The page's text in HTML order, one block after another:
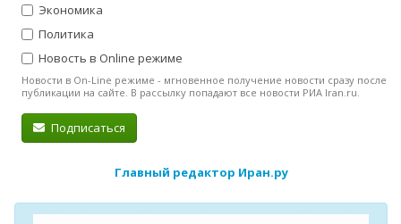
Экономика
Политика
Новость в Online режиме
Новости в On-Line режиме - мгновенное получение новости сразу после
публикации на сайте. В рассылку попадают все новости РИА Iran.ru.
Подписаться
Главный редактор Иран.ру